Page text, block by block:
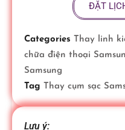
đ
i
ệ
ĐẶT
Categories Thay linh
chữa điện thoại
Samsung
Tag Thay cụm sạc
Lưu ý: